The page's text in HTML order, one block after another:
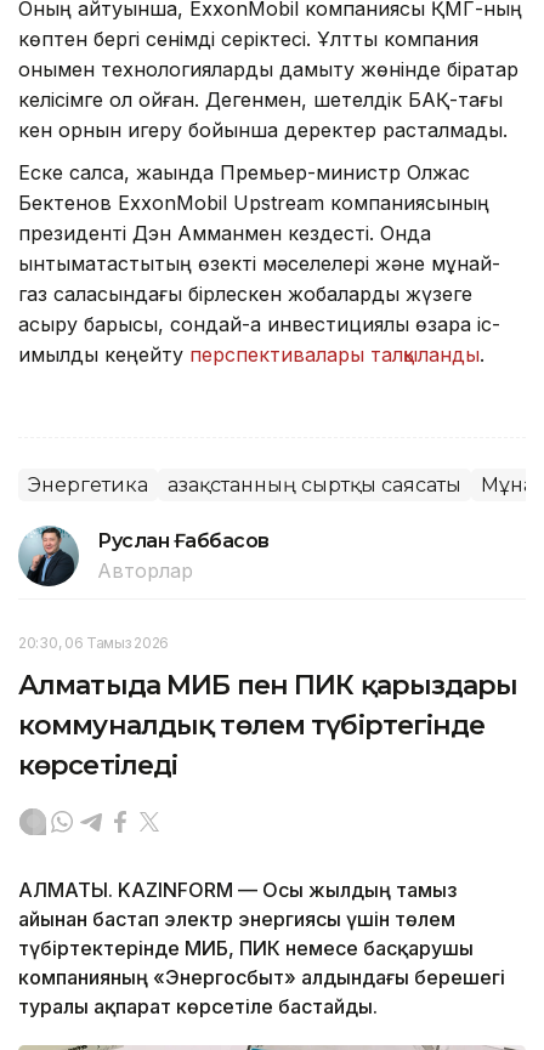
Оның айтуынша, ExxonMobil компаниясы ҚМГ-ның
көптен бергі сенімді серіктесі. Ұлттық компания
онымен технологияларды дамыту жөнінде бірқатар
келісімге қол қойған. Дегенмен, шетелдік БАҚ-тағы
кен орнын игеру бойынша деректер расталмады.
Еске салсақ, жақында Премьер-министр Олжас
Бектенов ExxonMobil Upstream компаниясының
президенті Дэн Амманмен кездесті. Онда
ынтымақтастықтың өзекті мәселелері және мұнай-
газ саласындағы бірлескен жобаларды жүзеге
асыру барысы, сондай-ақ инвестициялық өзара іс-
қимылды кеңейту перспективалары талқыланды.
Энергетика Қазақстанның сыртқы саясаты
Руслан Ғаббасов
Авторлар
20:30, 06 Тамыз 2026
Алматыда МИБ пен ПИК қарыздары
коммуналдық төлем түбіртегінде
көрсетіледі
АЛМАТЫ. KAZINFORM — Осы жылдың тамыз
айынан бастап электр энергиясы үшін төлем
түбіртектерінде МИБ, ПИК немесе басқарушы
компанияның «Энергосбыт» алдындағы берешегі
туралы ақпарат көрсетіле бастайды.